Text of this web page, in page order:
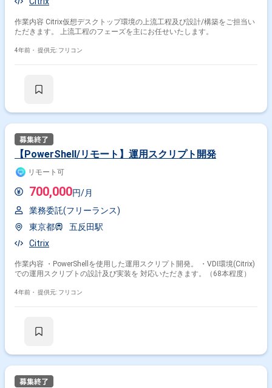
作業内容 Citrix仮想デスクトップ環境の上流工程及び設計/構築をご担当い
ただきます。 上流工程のフェーズを主にお任せいたします。
4年前・ 提供元: フリコン
【PowerShell/リモート】運用スクリプト開発
リモート可
700,000円/月
業務委託(フリーランス)
東京都
五反田駅
Citrix
作業内容 ・PowerShellを使用した運用スクリプト開発。 ・VDI環境(Citrix)
での運用スクリプトの設計及び実装を 対応いただきます。（68本程度）
4年前・ 提供元: フリコン
その他の条件で検索する
その他開発言語・スキルから探す
Windows VMware
AWS
その他の職種から探す
インフラエンジニア